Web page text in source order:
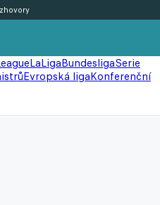
LaLigaBundesligaSerie
Evropská ligaKonferenční